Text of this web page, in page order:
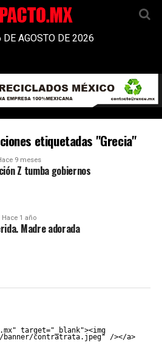
DE AGOSTO DE 2026
etiquetadas "Grecia"
9 meses
Z tumba gobiernos
Hace 1 año
Madre adorada
target="_blank"><img
banner/contratrata.jpeg" /></a>